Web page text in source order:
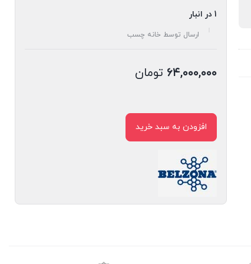
1 در انبار
ارسال توسط خانه چسب
۶۴,۰۰۰,۰۰۰ تومان
افزودن به سبد خرید